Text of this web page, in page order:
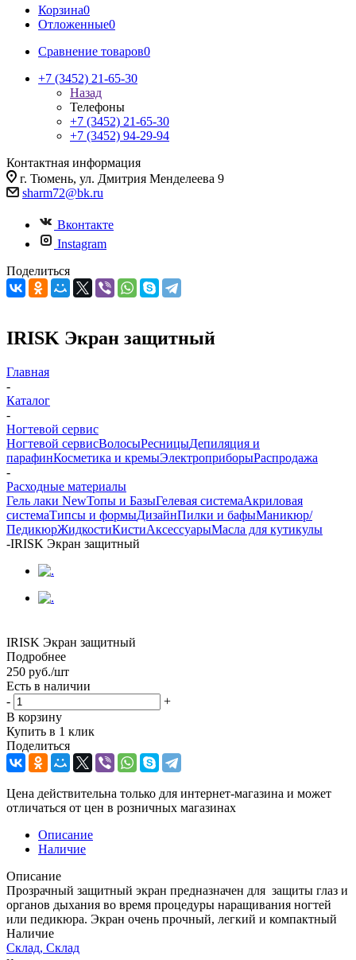
Корзина0
Отложенные0
Сравнение товаров0
+7 (3452) 21-65-30
Назад
Телефоны
+7 (3452) 21-65-30
+7 (3452) 94-29-94
Контактная информация
г. Тюмень, ул. Дмитрия Менделеева 9
sharm72@bk.ru
Вконтакте
Instagram
Поделиться
IRISK Экран защитный
Главная
-
Каталог
-
Ногтевой сервис
Ногтевой сервисВолосыРесницыДепиляция и
парафинКосметика и кремыЭлектроприборыРаспродажа
-
Расходные материалы
Гель лаки NewТопы и БазыГелевая системаАкриловая
системаТипсы и формыДизайнПилки и бафыМаникюр/
ПедикюрЖидкостиКистиАксессуарыМасла для кутикулы
-IRISK Экран защитный
IRISK Экран защитный
Подробнее
250 руб./шт
Есть в наличии
-
+
В корзину
Купить в 1 клик
Поделиться
Цена действительна только для интернет-магазина и может
отличаться от цен в розничных магазинах
Описание
Наличие
Описание
Прозрачный защитный экран предназначен для защиты глаз и
органов дыхания во время процедуры наращивания ногтей
или педикюра. Экран очень прочный, легкий и компактный
Наличие
Склад, Склад